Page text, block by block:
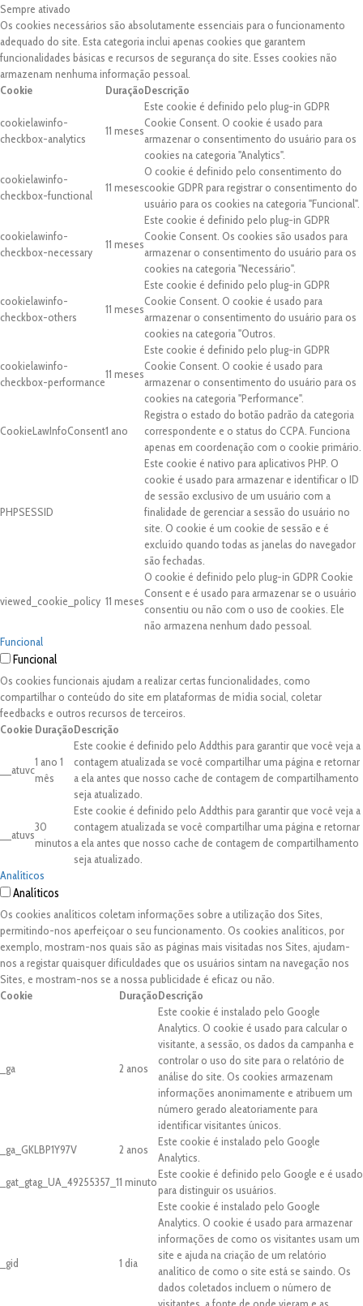
Sempre ativado
Os cookies necessários são absolutamente essenciais para o funcionamento
adequado do site. Esta categoria inclui apenas cookies que garantem
funcionalidades básicas e recursos de segurança do site. Esses cookies não
armazenam nenhuma informação pessoal.
Cookie
DuraçãoDescrição
cookielawinfo-
checkbox-analytics
11 meses
Este cookie é definido pelo plug-in GDPR
Cookie Consent. O cookie é usado para
armazenar o consentimento do usuário para os
cookies na categoria "Analytics".
cookielawinfo-
checkbox-functional
11 meses
O cookie é definido pelo consentimento do
cookie GDPR para registrar o consentimento do
usuário para os cookies na categoria "Funcional".
cookielawinfo-
checkbox-necessary
11 meses
Este cookie é definido pelo plug-in GDPR
Cookie Consent. Os cookies são usados para
armazenar o consentimento do usuário para os
cookies na categoria "Necessário".
cookielawinfo-
checkbox-others
11 meses
Este cookie é definido pelo plug-in GDPR
Cookie Consent. O cookie é usado para
armazenar o consentimento do usuário para os
cookies na categoria "Outros.
cookielawinfo-
checkbox-performance
11 meses
Este cookie é definido pelo plug-in GDPR
Cookie Consent. O cookie é usado para
armazenar o consentimento do usuário para os
cookies na categoria "Performance".
CookieLawInfoConsent1 ano
Registra o estado do botão padrão da categoria
correspondente e o status do CCPA. Funciona
apenas em coordenação com o cookie primário.
PHPSESSID
Este cookie é nativo para aplicativos PHP. O
cookie é usado para armazenar e identificar o ID
de sessão exclusivo de um usuário com a
finalidade de gerenciar a sessão do usuário no
site. O cookie é um cookie de sessão e é
excluído quando todas as janelas do navegador
são fechadas.
viewed_cookie_policy 11 meses
O cookie é definido pelo plug-in GDPR Cookie
Consent e é usado para armazenar se o usuário
consentiu ou não com o uso de cookies. Ele
não armazena nenhum dado pessoal.
Funcional
Funcional
Os cookies funcionais ajudam a realizar certas funcionalidades, como
compartilhar o conteúdo do site em plataformas de mídia social, coletar
feedbacks e outros recursos de terceiros.
Cookie DuraçãoDescrição
__atuvc
1 ano 1
mês
Este cookie é definido pelo Addthis para garantir que você veja a
contagem atualizada se você compartilhar uma página e retornar
a ela antes que nosso cache de contagem de compartilhamento
seja atualizado.
__atuvs
30
minutos
Este cookie é definido pelo Addthis para garantir que você veja a
contagem atualizada se você compartilhar uma página e retornar
a ela antes que nosso cache de contagem de compartilhamento
seja atualizado.
Analíticos
Analíticos
Os cookies analíticos coletam informações sobre a utilização dos Sites,
permitindo-nos aperfeiçoar o seu funcionamento. Os cookies analíticos, por
exemplo, mostram-nos quais são as páginas mais visitadas nos Sites, ajudam-
nos a registar quaisquer dificuldades que os usuários sintam na navegação nos
Sites, e mostram-nos se a nossa publicidade é eficaz ou não.
Cookie
DuraçãoDescrição
_ga 2 anos
Este cookie é instalado pelo Google
Analytics. O cookie é usado para calcular o
visitante, a sessão, os dados da campanha e
controlar o uso do site para o relatório de
análise do site. Os cookies armazenam
informações anonimamente e atribuem um
número gerado aleatoriamente para
identificar visitantes únicos.
_ga_GKLBP1Y97V
2 anos
Este cookie é instalado pelo Google
Analytics.
_gat_gtag_UA_49255357_11 minuto
Este cookie é definido pelo Google e é usado
para distinguir os usuários.
_gid 1 dia
Este cookie é instalado pelo Google
Analytics. O cookie é usado para armazenar
informações de como os visitantes usam um
site e ajuda na criação de um relatório
analítico de como o site está se saindo. Os
dados coletados incluem o número de